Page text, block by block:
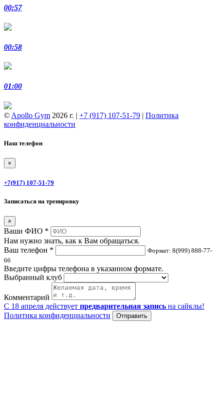
00:57
00:58
01:00
© Apollo Gym 2026 г. | +7 (917) 107-51-79 | Политика
конфиденциальности
Наш телефон
×
+7(917) 107-51-79
Записаться на тренировку
×
Ваши ФИО *
Нам нужно знать, как к Вам обращаться.
Ваш телефон *
Формат: 8(999) 888-77-
66
Введите цифры телефона в указанном формате.
Выбранный клуб
Комментарий
С 18 апреля действует предварительная запись на сайклы!
Политика конфиденциальности
Отправить